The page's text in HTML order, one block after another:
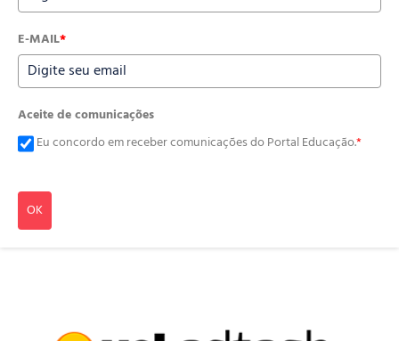
E-MAIL*
Aceite de comunicações
Eu concordo em receber comunicações do Portal Educação.*
OK